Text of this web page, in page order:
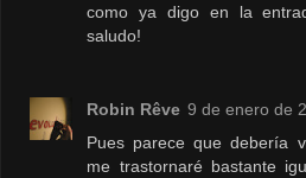
como ya digo en la
saludo!
Robin Rêve 9 de enero de
Pues parece que debería
me trastornaré bastante